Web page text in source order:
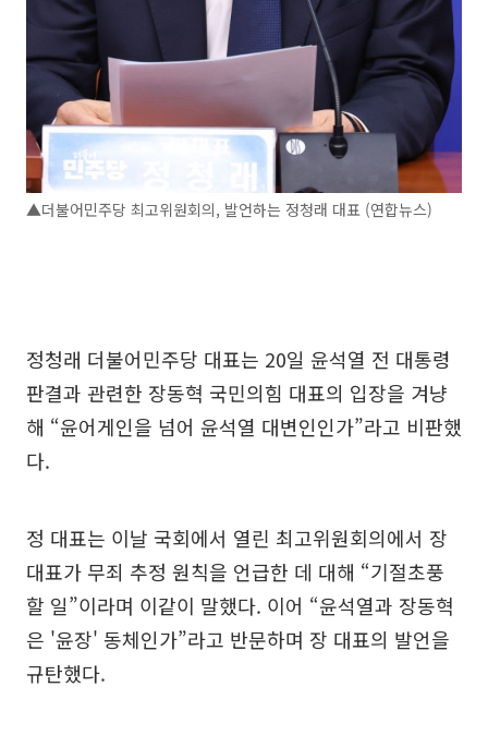
▲더불어민주당 최고위원회의, 발언하는 정청래 대표 (연합뉴스)
정청래 더불어민주당 대표는 20일 윤석열 전 대통령
판결과 관련한 장동혁 국민의힘 대표의 입장을 겨냥
해 “윤어게인을 넘어 윤석열 대변인인가”라고 비판했
다.
정 대표는 이날 국회에서 열린 최고위원회의에서 장
대표가 무죄 추정 원칙을 언급한 데 대해 “기절초풍
할 일”이라며 이같이 말했다. 이어 “윤석열과 장동혁
은 '윤장' 동체인가”라고 반문하며 장 대표의 발언을
규탄했다.